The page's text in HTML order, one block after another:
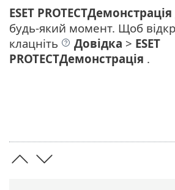
ESET PROTECTДемонстрація
будь-який момент. Щоб
клацніть
Довідка > ESET
PROTECTДемонстрація .